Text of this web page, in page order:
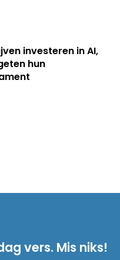
investeren in AI,
hun
vers. Mis niks!